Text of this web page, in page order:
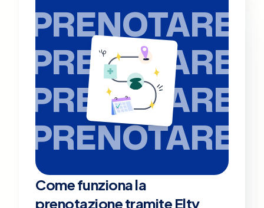
PRENOTARE
PRENOTARE
PRENOTARE
PRENOTARE
Come funziona la
prenotazione tramite Elty